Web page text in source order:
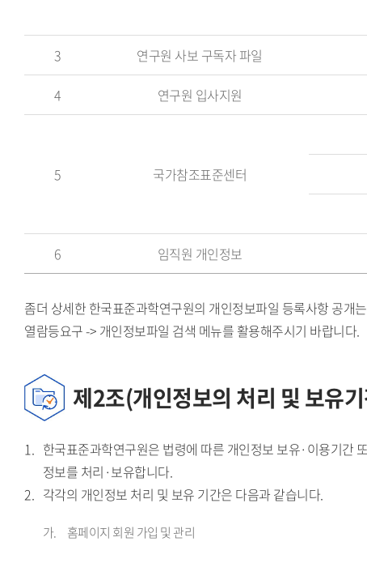
처
목
3 연구원 사보 구독자 파일
4 연구원 입사지원
5 국가참조표준센터
6 임직원 개인정보
좀더 상세한 한국표준과학연구원의 개인정보파일 등록사항 공개
열람등요구 -> 개인정보파일 검색 메뉴를 활용해주시기 바랍니다.
제2조(개인정보의 처리 및 보유
한국표준과학연구원은 법령에 따른 개인정보 보유·이용기간
정보를 처리·보유합니다.
각각의 개인정보 처리 및 보유 기간은 다음과 같습니다.
홈페이지 회원 가입 및 관리